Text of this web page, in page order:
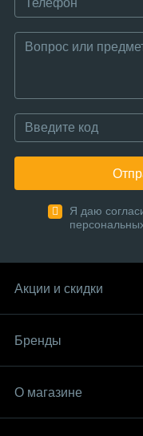
Я даю
Акции и скидки
Бренды
О магазине